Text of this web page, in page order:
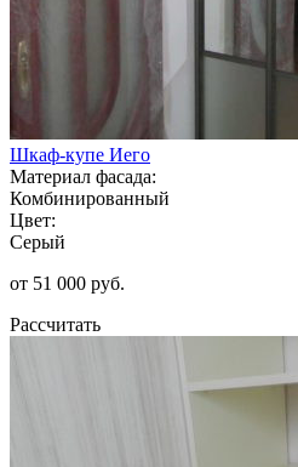
Шкаф-купе Иего
Материал фасада:
Комбинированный
Цвет:
Серый
от 51 000 руб.
Рассчитать